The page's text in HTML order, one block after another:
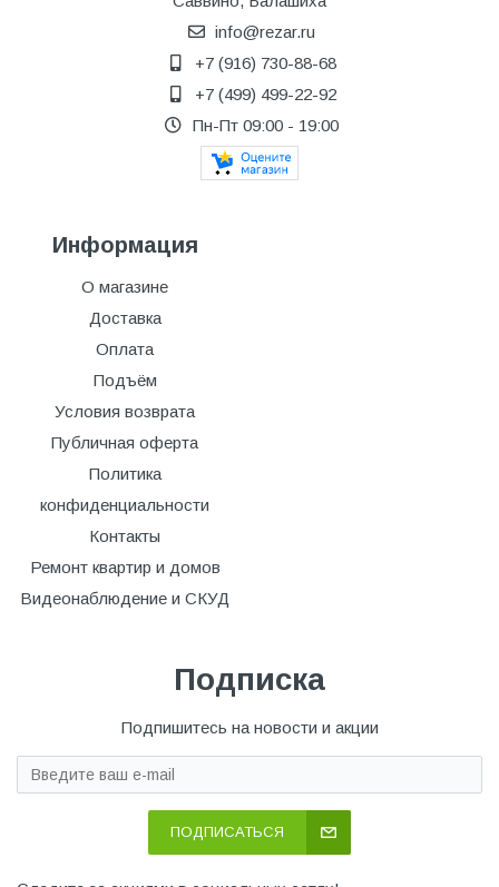
info@rezar.ru
+7 (916) 730-88-68
+7 (499) 499-22-92
Пн-Пт 09:00 - 19:00
Информация
О магазине
Доставка
Оплата
Подъём
Условия возврата
Публичная оферта
Политика
конфиденциальности
Контакты
Ремонт квартир и домов
Видеонаблюдение и СКУД
Подписка
Подпишитесь на новости и акции
ПОДПИСАТЬСЯ